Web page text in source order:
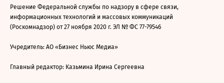
Решение Федеральной службы по надзору в сфере связи,
информационных технологий и массовых коммуникаций
(Роскомнадзор) от 27 ноября 2020 г. ЭЛ № ФС 77-79546
Учредитель: АО «Бизнес Ньюс Медиа»
Главный редактор: Казьмина Ирина Сергеевна